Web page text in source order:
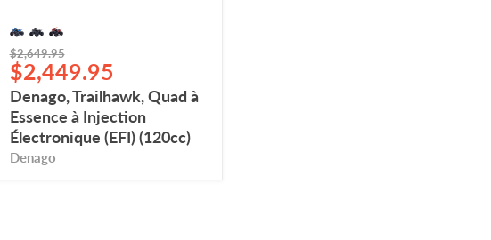
Prix
d'origine
$2,649.95
Prix
actuel
$2,449.95
Denago, Trailhawk, Quad à
Essence à Injection
Électronique (EFI) (120cc)
Denago